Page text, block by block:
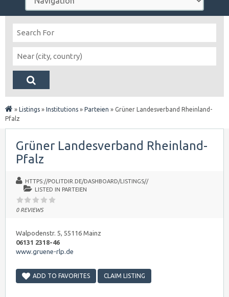
» Listings » Institutions » Parteien » Grüner Landesverband Rheinland-
Pfalz
Grüner Landesverband Rheinland-
Pfalz
HTTPS://POLITDIR.DE/DASHBOARD/LISTINGS//
LISTED IN PARTEIEN
0 REVIEWS
Walpodenstr. 5, 55116 Mainz
06131 2318-46
www.gruene-rlp.de
ADD TO FAVORITES CLAIM LISTING